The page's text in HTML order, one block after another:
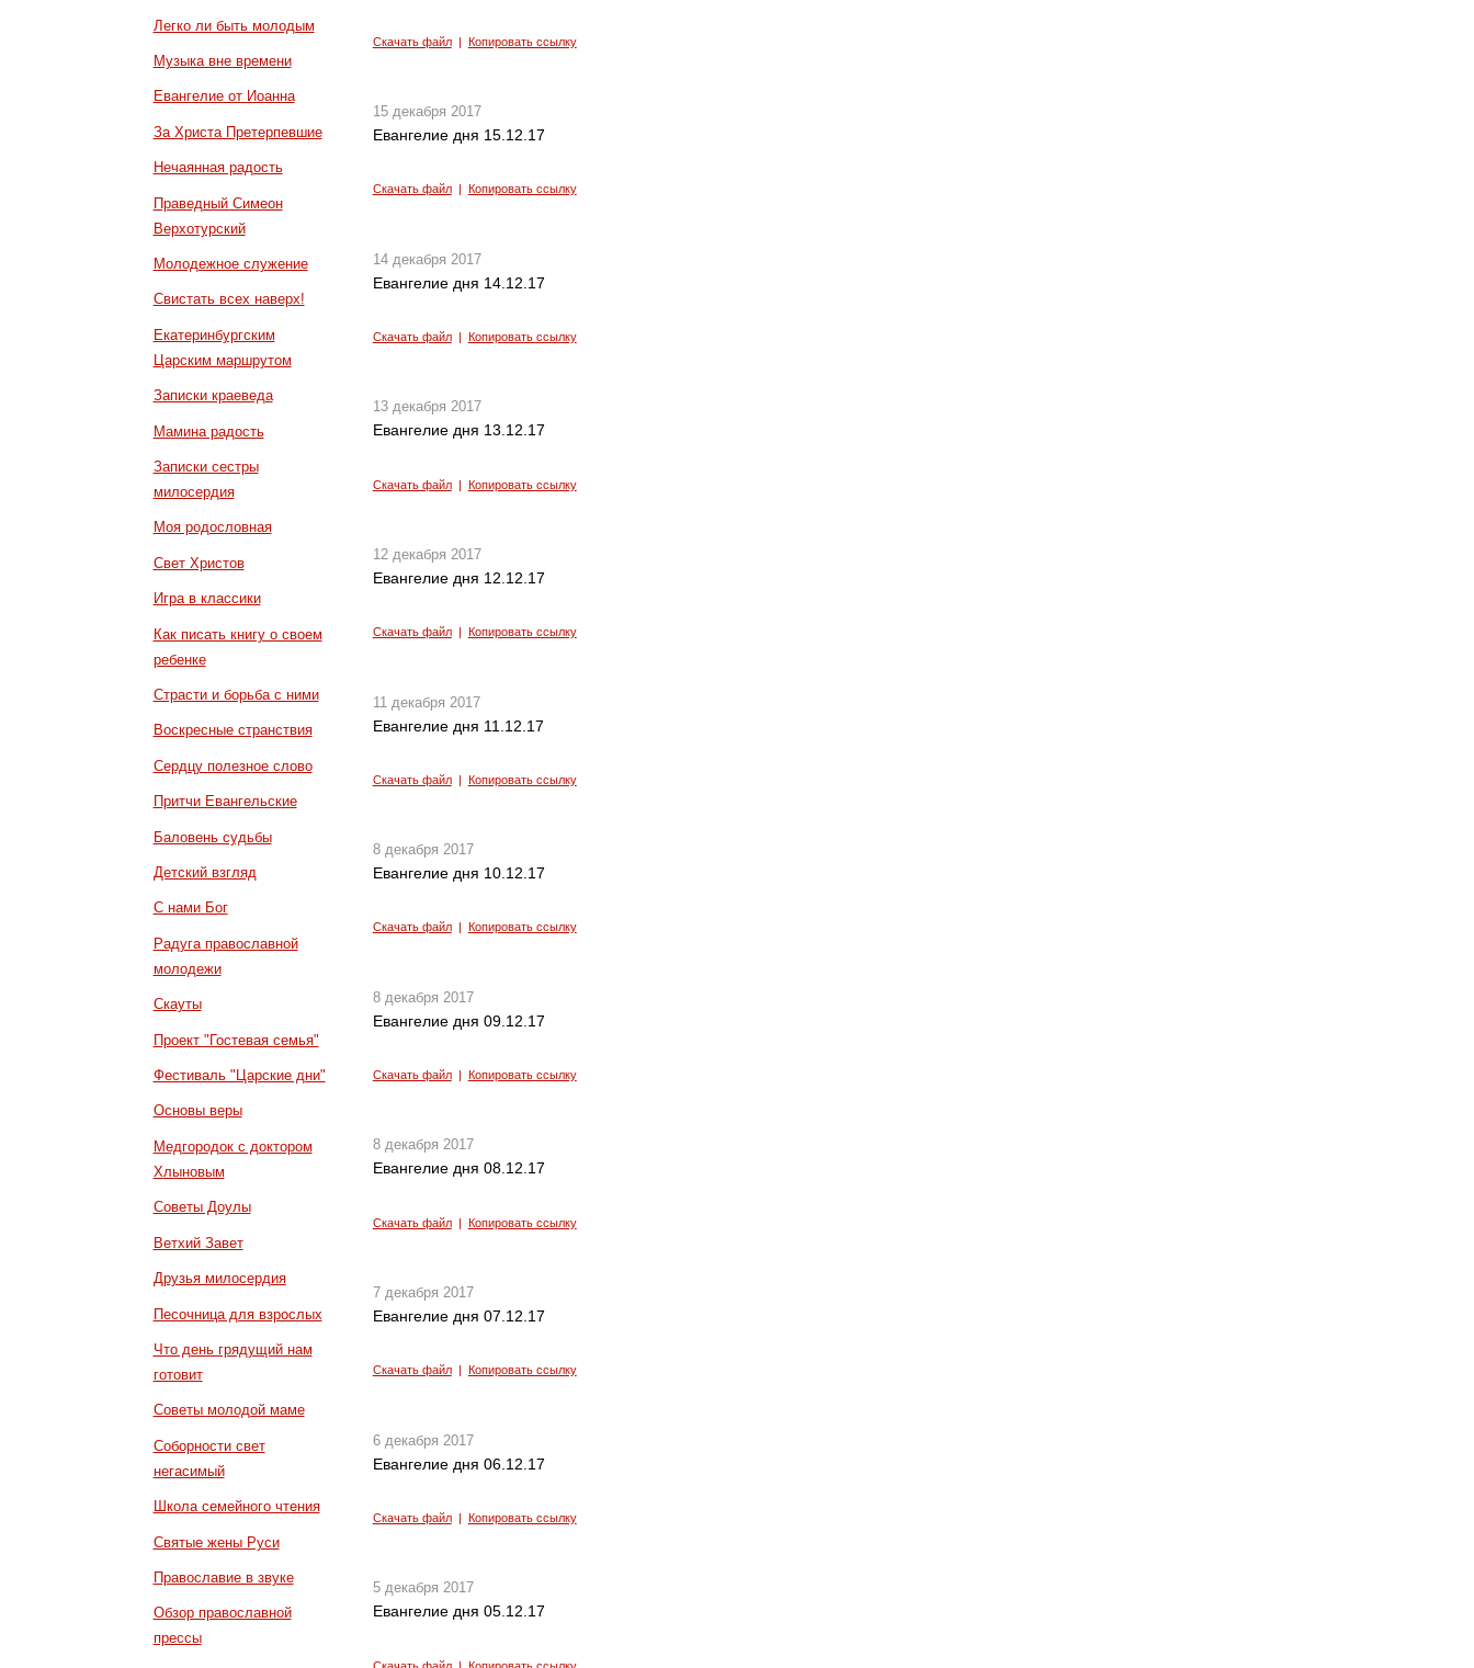
Легко ли быть молодым
Музыка вне времени
Евангелие от Иоанна
За Христа Претерпевшие
Нечаянная радость
Праведный Симеон
Верхотурский
Молодежное служение
Свистать всех наверх!
Екатеринбургским
Царским маршрутом
Записки краеведа
Мамина радость
Записки сестры
милосердия
Моя родословная
Свет Христов
Игра в классики
Как писать книгу о своем
ребенке
Страсти и борьба с ними
Воскресные странствия
Сердцу полезное слово
Притчи Евангельские
Баловень судьбы
Детский взгляд
С нами Бог
Радуга православной
молодежи
Скауты
Проект "Гостевая семья"
Фестиваль "Царские дни"
Основы веры
Медгородок с доктором
Хлыновым
Советы Доулы
Ветхий Завет
Друзья милосердия
Песочница для взрослых
Что день грядущий нам
готовит
Советы молодой маме
Соборности свет
негасимый
Школа семейного чтения
Святые жены Руси
Православие в звуке
Обзор православной
прессы
Скачать файл| Копировать ссылку
15 декабря 2017
Евангелие дня 15.12.17
Скачать файл| Копировать ссылку
14 декабря 2017
Евангелие дня 14.12.17
Скачать файл| Копировать ссылку
13 декабря 2017
Евангелие дня 13.12.17
Скачать файл| Копировать ссылку
12 декабря 2017
Евангелие дня 12.12.17
Скачать файл| Копировать ссылку
11 декабря 2017
Евангелие дня 11.12.17
Скачать файл| Копировать ссылку
8 декабря 2017
Евангелие дня 10.12.17
Скачать файл| Копировать ссылку
8 декабря 2017
Евангелие дня 09.12.17
Скачать файл| Копировать ссылку
8 декабря 2017
Евангелие дня 08.12.17
Скачать файл| Копировать ссылку
7 декабря 2017
Евангелие дня 07.12.17
Скачать файл| Копировать ссылку
6 декабря 2017
Евангелие дня 06.12.17
Скачать файл| Копировать ссылку
5 декабря 2017
Евангелие дня 05.12.17
Скачать файл| Копировать ссылку